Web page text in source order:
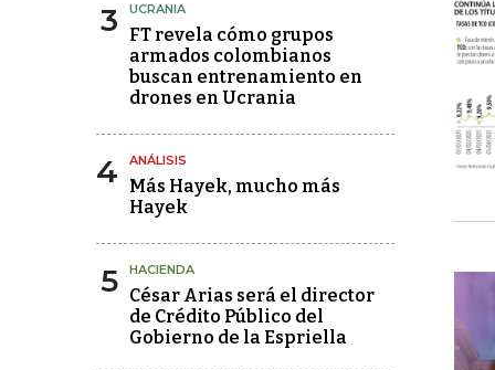
3 UCRANIA
FT revela cómo grupos
armados colombianos
buscan entrenamiento en
drones en Ucrania
4 ANÁLISIS
Más Hayek, mucho más
Hayek
5 HACIENDA
César Arias será el director
de Crédito Público del
Gobierno de la Espriella